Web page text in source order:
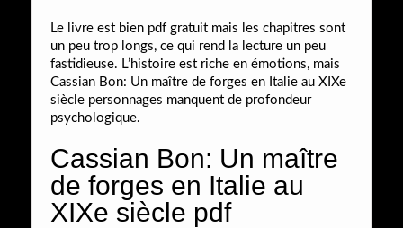
Le livre est bien pdf gratuit mais les chapitres sont
un peu trop longs, ce qui rend la lecture un peu
fastidieuse. L’histoire est riche en émotions, mais
Cassian Bon: Un maître de forges en Italie au XIXe
siècle personnages manquent de profondeur
psychologique.
Cassian Bon: Un maître
de forges en Italie au
XIXe siècle pdf